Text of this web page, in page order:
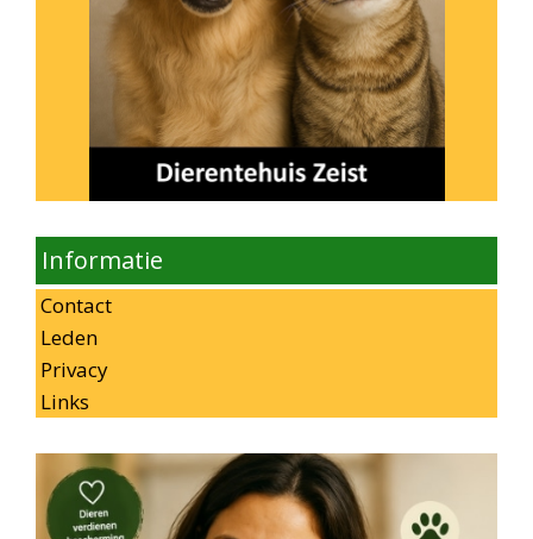
Informatie
Contact
Leden
Privacy
Links